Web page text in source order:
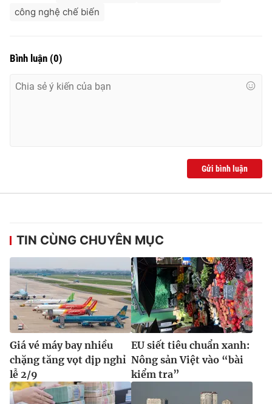
công nghệ chế biến
Bình luận (0)
Gửi bình luận
TIN CÙNG CHUYÊN MỤC
Giá vé máy bay nhiều
chặng tăng vọt dịp nghỉ
lễ 2/9
EU siết tiêu chuẩn xanh:
Nông sản Việt vào “bài
kiểm tra”